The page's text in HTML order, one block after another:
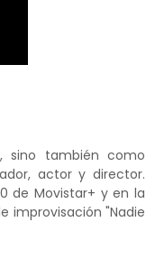
sino también como
actor y director.
de Movistar+ y en la
improvisación "Nadie